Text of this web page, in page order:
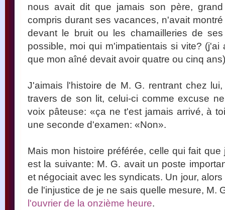
nous avait dit que jamais son père,
compris durant ses vacances, n'avait
devant le bruit ou les chamailleries de
possible, moi qui m'impatientais si vite?
que mon aîné devait avoir quatre ou cinq
J'aimais l'histoire de M. G. rentrant chez
travers de son lit, celui-ci comme excuse
voix pâteuse: «ça ne t'est jamais arrivé, à
une seconde d'examen: «Non».
Mais mon histoire préférée, celle qui fait
est la suivante: M. G. avait un poste
et négociait avec les syndicats. Un jour,
de l'injustice de je ne sais quelle mesure, M.
l'ouvrier de la onzième heure.